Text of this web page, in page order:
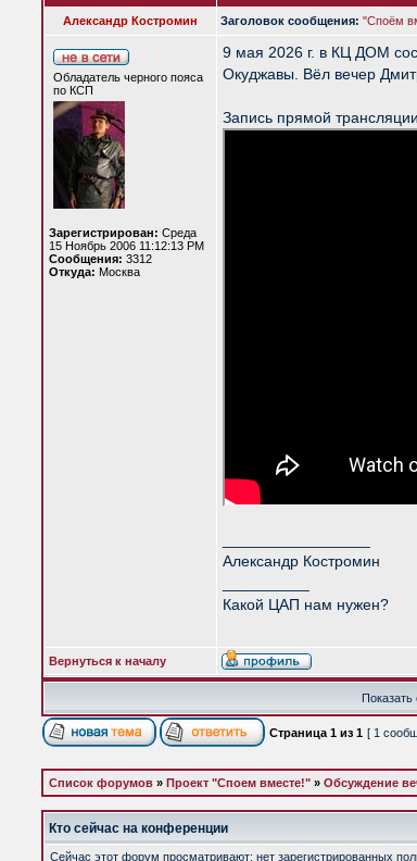
Александр Костромин Заголовок сообщения: "Споём
Обладатель черного пояса
по КСП
Зарегистрирован: Среда
15 Ноябрь 2006 11:12:13 PM
Сообщения: 3312
Откуда: Москва
9 мая 2026 г. в КЦ ДОМ
Окуджавы. Вёл вечер
Запись прямой
Александр Костромин
Какой ЦАП нам нужен?
Вернуться к началу
Страница 1 из 1 [ 1
Список форумов » Проект "Споем вместе!" » Обсуждение
Кто сейчас на конференции
Сейчас этот форум просматривают: нет зарегистрированных